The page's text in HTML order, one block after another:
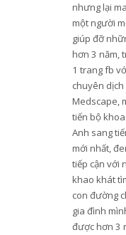
nhưng lại
một người
giúp đỡ
hơn 3 năm,
1 trang fb
chuyên
Medscape,
tiến bộ
Anh sang
mới nhất,
tiếp cận với
khao khát
con đường
gia đình
được hơn 3